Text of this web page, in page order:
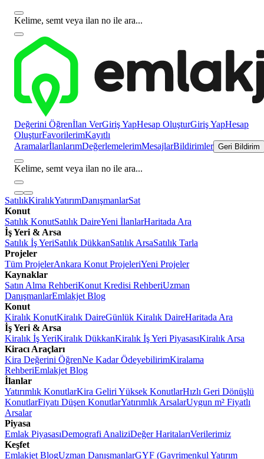
Kelime, semt veya ilan no ile ara...
Değerini Öğrenİlan VerGiriş YapHesap OluşturGiriş YapHesap
OluşturFavorilerimKayıtlı
AramalarİlanlarımDeğerlemelerimMesajlarBildirimler Geri Bildirim
Kelime, semt veya ilan no ile ara...
SatılıkKiralıkYatırımDanışmanlarSat
Konut
Satılık KonutSatılık DaireYeni İlanlarHaritada Ara
İş Yeri & Arsa
Satılık İş YeriSatılık DükkanSatılık ArsaSatılık Tarla
Projeler
Tüm ProjelerAnkara Konut ProjeleriYeni Projeler
Kaynaklar
Satın Alma RehberiKonut Kredisi RehberiUzman
DanışmanlarEmlakjet Blog
Konut
Kiralık KonutKiralık DaireGünlük Kiralık DaireHaritada Ara
İş Yeri & Arsa
Kiralık İş YeriKiralık DükkanKiralık İş Yeri PiyasasıKiralık Arsa
Kiracı Araçları
Kira Değerini ÖğrenNe Kadar ÖdeyebilirimKiralama
RehberiEmlakjet Blog
İlanlar
Yatırımlık KonutlarKira Geliri Yüksek KonutlarHızlı Geri Dönüşlü
KonutlarFiyatı Düşen KonutlarYatırımlık ArsalarUygun m² Fiyatlı
Arsalar
Piyasa
Emlak PiyasasıDemografi AnaliziDeğer HaritalarıVerilerimiz
Keşfet
Emlakjet BlogUzman DanışmanlarGYF (Gayrimenkul Yatırım